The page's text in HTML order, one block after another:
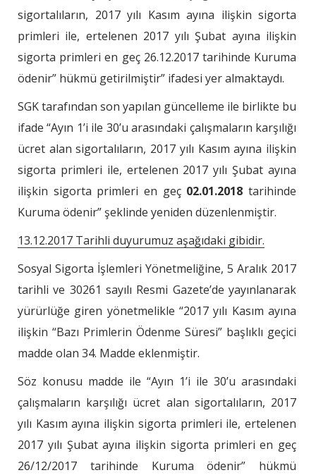
sigortalıların, 2017 yılı Kasım ayına ilişkin sigorta
primleri ile, ertelenen 2017 yılı Şubat ayına ilişkin
sigorta primleri en geç 26.12.2017 tarihinde Kuruma
ödenir” hükmü getirilmiştir” ifadesi yer almaktaydı.
SGK tarafından son yapılan güncelleme ile birlikte bu
ifade “Ayın 1’i ile 30’u arasındaki çalışmaların karşılığı
ücret alan sigortalıların, 2017 yılı Kasım ayına ilişkin
sigorta primleri ile, ertelenen 2017 yılı Şubat ayına
ilişkin sigorta primleri en geç 02.01.2018 tarihinde
Kuruma ödenir” şeklinde yeniden düzenlenmiştir.
13.12.2017 Tarihli duyurumuz aşağıdaki gibidir.
Sosyal Sigorta İşlemleri Yönetmeliğine, 5 Aralık 2017
tarihli ve 30261 sayılı Resmi Gazete’de yayınlanarak
yürürlüğe giren yönetmelikle “2017 yılı Kasım ayına
ilişkin “Bazı Primlerin Ödenme Süresi” başlıklı geçici
madde olan 34. Madde eklenmiştir.
Söz konusu madde ile “Ayın 1’i ile 30’u arasındaki
çalışmaların karşılığı ücret alan sigortalıların, 2017
yılı Kasım ayına ilişkin sigorta primleri ile, ertelenen
2017 yılı Şubat ayına ilişkin sigorta primleri en geç
26/12/2017 tarihinde Kuruma ödenir” hükmü